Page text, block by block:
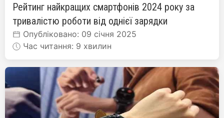
Рейтинг найкращих смартфонів 2024 року за
тривалістю роботи від однієї зарядки
Опубліковано: 09 січня 2025
Час читання: 9 хвилин